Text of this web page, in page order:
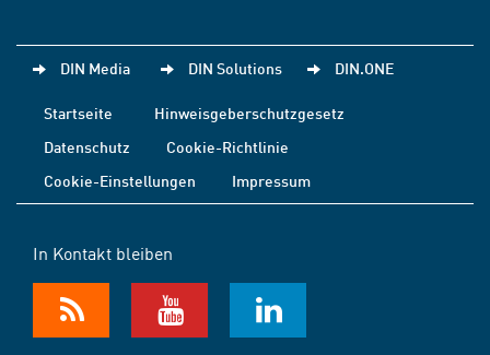
DIN Media DIN Solutions DIN.ONE
Startseite
Hinweisgeberschutzgesetz
Datenschutz
Cookie-Richtlinie
Cookie-Einstellungen
Impressum
In Kontakt bleiben